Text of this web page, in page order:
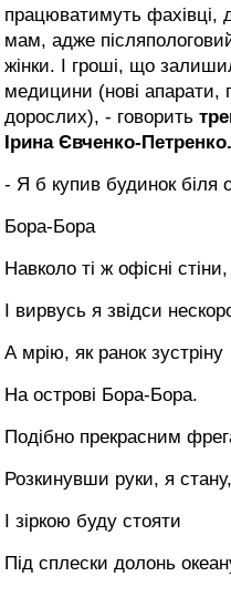
працюватимуть фахівці,
мам, адже
жінки. І гроші, що
медицини (нові апарати,
дорослих), - говорить
Ірина Євченко-Петренко.
- Я б купив будинок біля
Бора-Бора
Навколо ті ж офісні стіни,
І вирвусь я звідси
А мрію, як ранок зустріну
На острові Бора-Бора.
Подібно прекрасним
Розкинувши руки, я стану,
І зіркою буду стояти
Під сплески долонь